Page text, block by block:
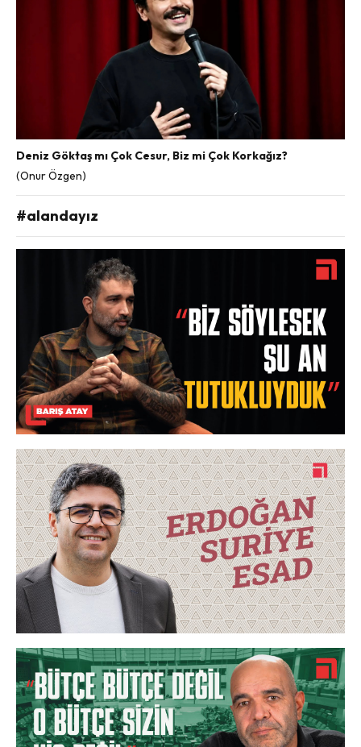
Deniz Göktaş mı Çok Cesur, Biz mi Çok Korkağız?
(Onur Özgen)
#alandayız